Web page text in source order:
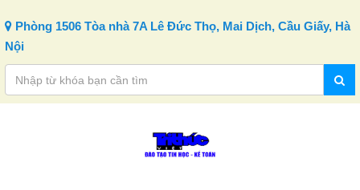
Phòng 1506 Tòa nhà 7A Lê Đức Thọ, Mai Dịch, Cầu Giấy, Hà
Nội